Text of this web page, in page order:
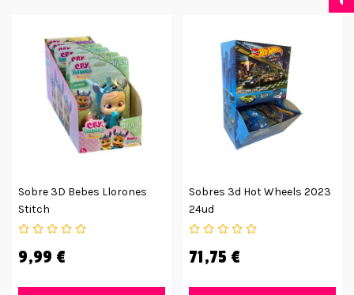
Sobre 3D Bebes Llorones
Stitch
9,99 €
Sobres 3d Hot Wheels 2023
24ud
71,75 €